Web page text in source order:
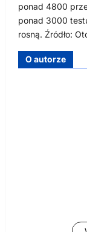
ponad 4800
ponad 3000
rosną. Źródło:
O autorze